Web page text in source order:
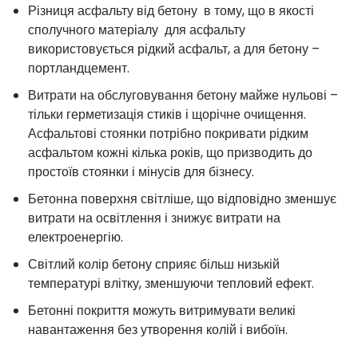
Різниця асфальту від бетону в тому, що в якості
сполучного матеріалу для асфальту
використовується рідкий асфальт, а для бетону –
портландцемент.
Витрати на обслуговування бетону майже нульові –
тільки герметизація стиків і щорічне очищення.
Асфальтові стоянки потрібно покривати рідким
асфальтом кожні кілька років, що призводить до
простоїв стоянки і мінусів для бізнесу.
Бетонна поверхня світліше, що відповідно зменшує
витрати на освітлення і знижує витрати на
електроенергію.
Світлий колір бетону сприяє більш низькій
температурі влітку, зменшуючи тепловий ефект.
Бетонні покриття можуть витримувати великі
навантаження без утворення колій і вибоїн.